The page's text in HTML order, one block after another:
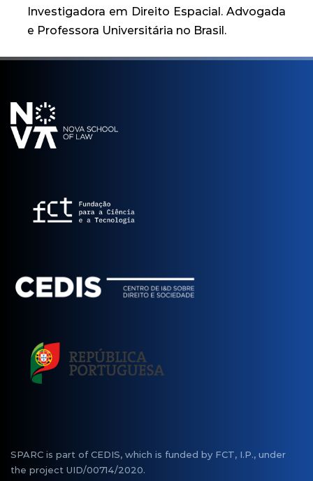
Investigadora em Direito Espacial. Advogada
e Professora Universitária no Brasil.
SPARC is part of CEDIS, which is funded by FCT, I.P., under
the project UID/00714/2020.